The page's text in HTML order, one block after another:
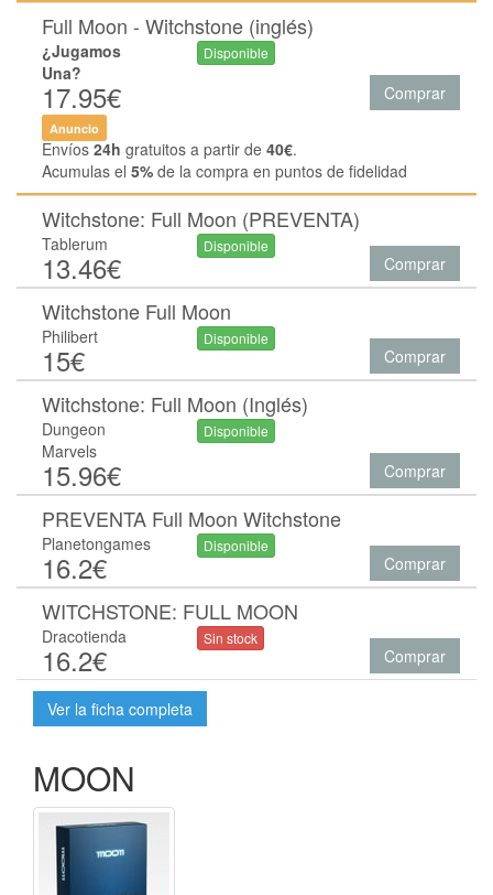
Full Moon - Witchstone (inglés)
¿Jugamos
Una?
17.95€
Disponible
Comprar
Anuncio
Envíos24h gratuitos a partir de 40€.
Acumulas el 5% de la compra en puntos de fidelidad
Witchstone: Full Moon (PREVENTA)
Tablerum
13.46€
Disponible
Comprar
Witchstone Full Moon
Philibert
15€
Disponible
Comprar
Witchstone: Full Moon (Inglés)
Dungeon
Marvels
15.96€
Disponible
Comprar
PREVENTA Full Moon Witchstone
Planetongames
16.2€
Disponible
Comprar
WITCHSTONE: FULL MOON
Dracotienda
16.2€
Sin stock
Comprar
Ver la ficha completa
MOON